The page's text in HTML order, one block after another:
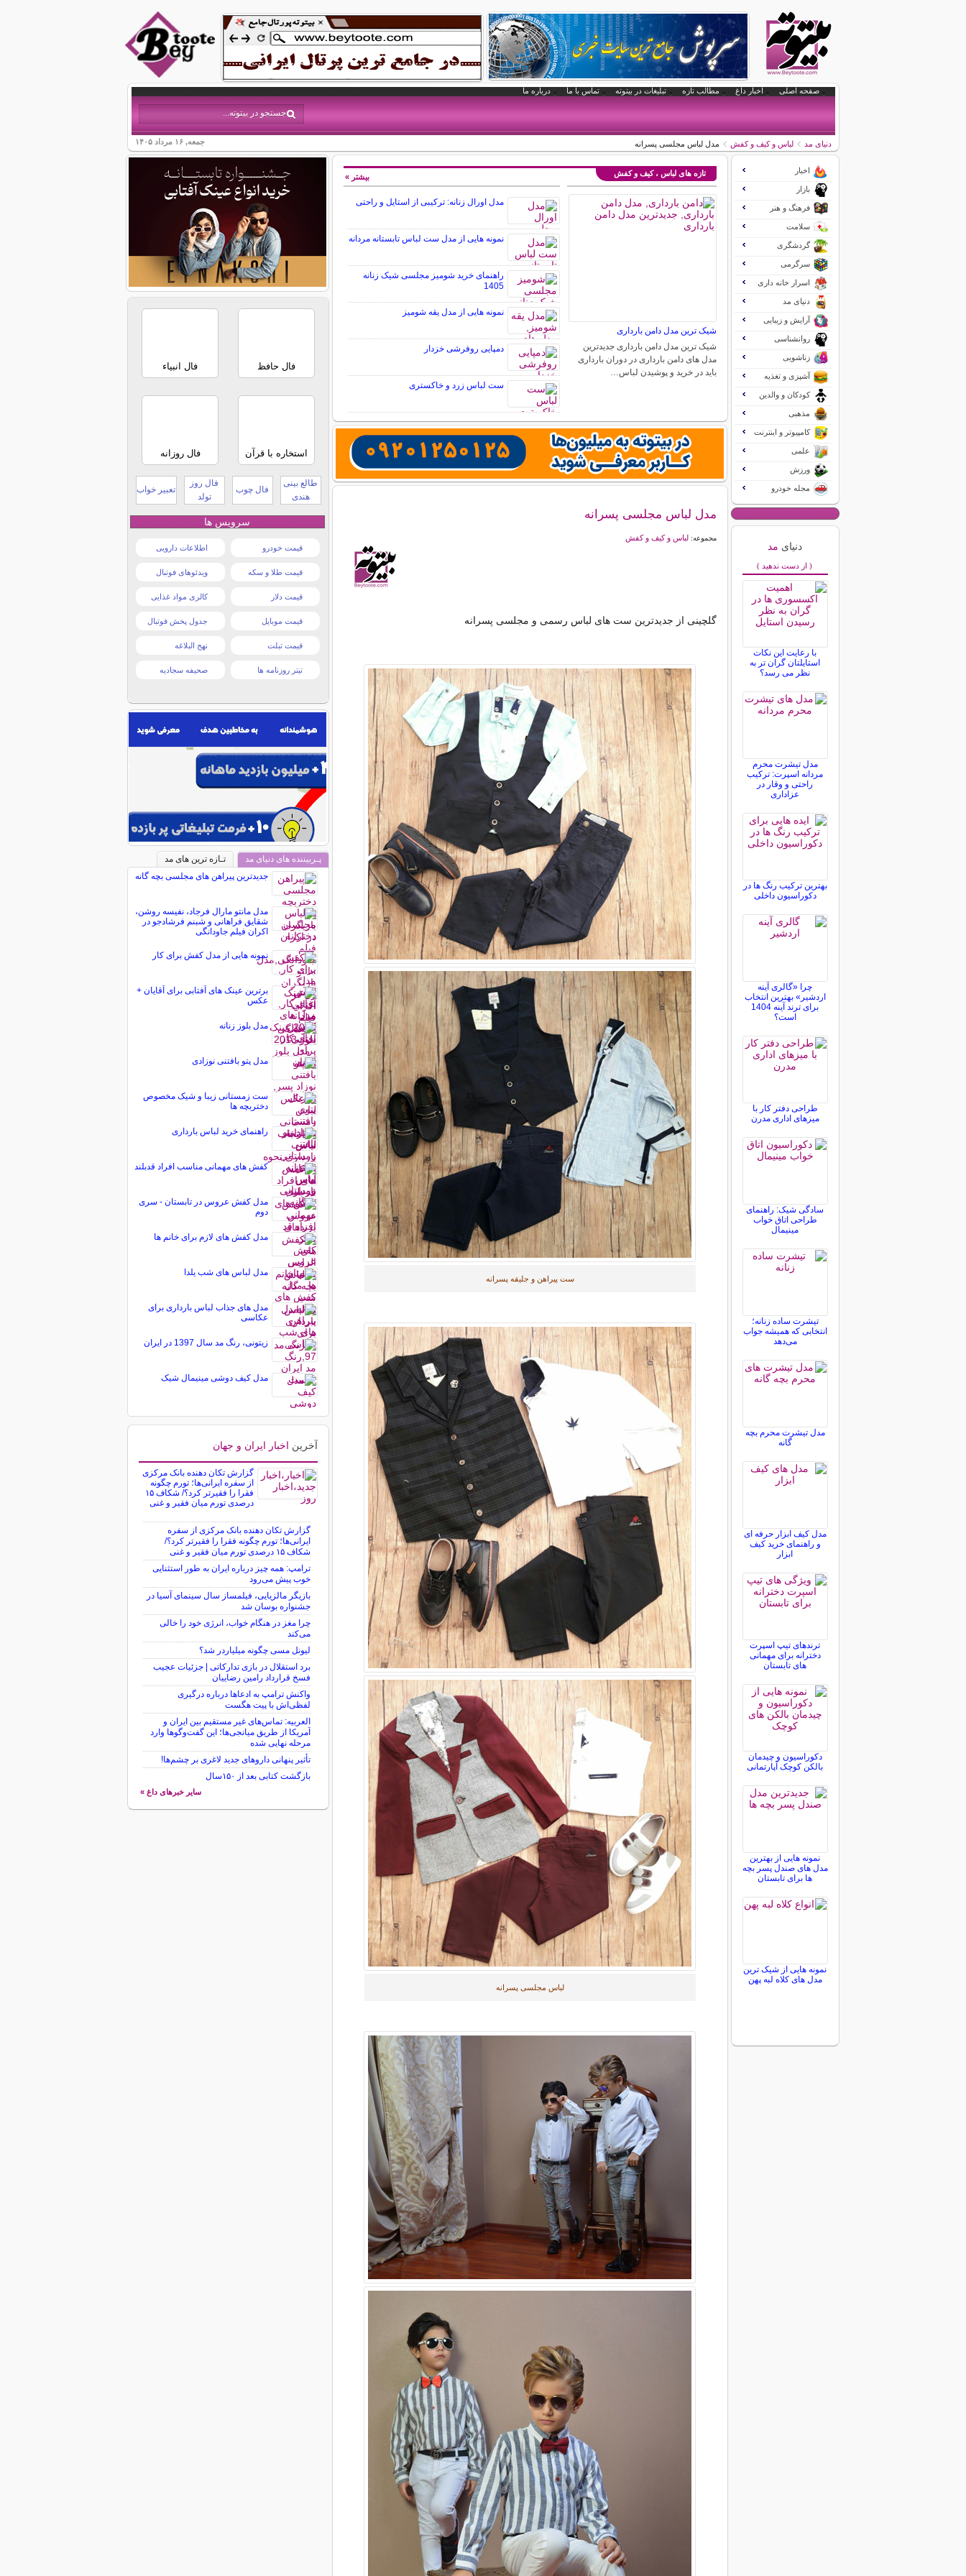
صفحه اصلی اخبار داغ مطالب تازه تبلیغات در بیتوته تماس با ما درباره ما
جمعه, ۱۶ مرداد ۱۴۰۵ دنیای مد لباس و کیف و کفش مدل لباس مجلسی پسرانه
تازه های لباس ، کیف و کفش
شیک ترین مدل دامن بارداری
شیک ترین مدل دامن بارداری جدیدترین
مدل های دامن بارداری در دوران بارداری
باید در خرید و پوشیدن لباس…
مدل اورال زنانه: ترکیبی از استایل و راحتی
نمونه هایی از مدل ست لباس تابستانه مردانه
راهنمای خرید شومیز مجلسی شیک زنانه
1405
نمونه هایی از مدل یقه شومیز
دمپایی روفرشی خزدار
ست لباس زرد و خاکستری
بیشتر »
مدل لباس مجلسی پسرانه
مجموعه: لباس و کیف و کفش
گلچینی از جدیدترین ست های لباس رسمی و مجلسی پسرانه
ست پیراهن و جلیقه پسرانه
لباس مجلسی پسرانه
اخبار
بازار
فرهنگ و هنر
سلامت
گردشگری
سرگرمی
اسرار خانه داری
دنیای مد
آرایش و زیبایی
روانشناسی
زناشویی
آشپزی و تغذیه
کودکان و والدین
مذهبی
کامپیوتر و اینترنت
علمی
ورزش
مجله خودرو
دنیای مد
( از دست ندهید )
با رعایت این نکات
استایلتان گران تر به
نظر می رسد؟
مدل تیشرت محرم
مردانه اسپرت: ترکیب
راحتی و وقار در
عزاداری
بهترین ترکیب رنگ ها در
دکوراسیون داخلی
چرا «گالری آینه
اردشیر» بهترین انتخاب
برای ترند آینه 1404
است؟
طراحی دفتر کار با
میزهای اداری مدرن
سادگی شیک: راهنمای
طراحی اتاق خواب
مینیمال
تیشرت ساده زنانه؛
انتخابی که همیشه جواب
می‌دهد
مدل تیشرت محرم بچه
گانه
مدل کیف ابزار حرفه ای
و راهنمای خرید کیف
ابزار
ترندهای تیپ اسپرت
دخترانه برای مهمانی
های تابستان
دکوراسیون و چیدمان
بالکن کوچک آپارتمانی
نمونه هایی از بهترین
مدل های صندل پسر بچه
ها برای تابستان
نمونه هایی از شیک ترین
مدل های کلاه لبه پهن
فال حافظ فال انبیاء
استخاره با قرآن فال روزانه
طالع بینی
هندی
فال چوب
فال روز
تولد
تعبیر خواب
سرویس ها
قیمت خودرو اطلاعات دارویی
قیمت طلا و سکه ویدئوهای فوتبال
قیمت دلار کالری مواد غذایی
قیمت موبایل جدول پخش فوتبال
قیمت تبلت نهج البلاغه
تیتر روزنامه ها صحیفه سجادیه
پـربیننده های دنیای مد
تـازه ترین های مد
جدیدترین پیراهن های مجلسی بچه گانه
مدل مانتو مارال فرجاد، نفیسه روشن،
شقایق فراهانی و شبنم فرشادجو در
اکران فیلم جاودانگی
نمونه هایی از مدل کفش برای کار
برترین عینک‌ های آفتابی برای آقایان +
عکس
مدل بلوز زنانه
مدل پتو بافتنی نوزادی
ست زمستانی زیبا و شیک مخصوص
دختربچه ها
راهنمای خرید لباس بارداری
کفش های مهمانی مناسب افراد قدبلند
مدل کفش عروس در تابستان - سری
دوم
مدل کفش های لازم برای خانم ها
مدل لباس های شب یلدا
مدل های جذاب لباس بارداری برای
عکاسی
زیتونی، رنگ مد سال 1397 در ایران
مدل کیف دوشی مینیمال شیک
آخرین اخبار ایران و جهان
گزارش تکان‌ دهنده بانک مرکزی
از سفره ایرانی‌ها؛ تورم چگونه
فقرا را فقیرتر کرد؟/ شکاف ۱۵
درصدی تورم میان فقیر و غنی
گزارش تکان‌ دهنده بانک مرکزی از سفره
ایرانی‌ها؛ تورم چگونه فقرا را فقیرتر کرد؟/
شکاف ۱۵ درصدی تورم میان فقیر و غنی
ترامپ: همه چیز درباره ایران به طور استثنایی
خوب پیش می‌رود
بازیگر مالزیایی، فیلمساز سال سینمای آسیا در
جشنواره بوسان شد
چرا مغز در هنگام خواب، انرژی خود را خالی
می‌کند
لیونل مسی چگونه میلیاردر شد؟
برد استقلال در بازی تدارکاتی | جزئیات عجیب
فسخ قرارداد رامین رضاییان
واکنش ترامپ به ادعاها درباره درگیری
لفظی‌اش با پیت هگست
العربیه: تماس‌های غیر مستقیم بین ایران و
آمریکا از طریق میانجی‌ها؛ این گفت‌و‌گو‌ها وارد
مرحله نهایی شده
تأثیر پنهانی داروهای جدید لاغری بر چشم‌ها!
بازگشت کتابی بعد از ۱۵۰سال
سایر خبرهای داغ »